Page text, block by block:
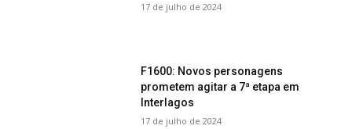
17 de julho de 2024
F1600: Novos personagens
prometem agitar a 7ª etapa em
Interlagos
17 de julho de 2024